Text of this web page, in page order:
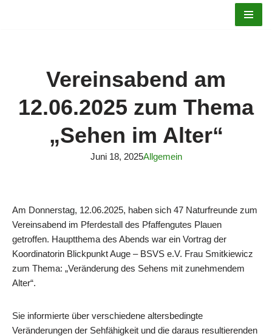
Vereinsabend am
12.06.2025 zum Thema
„Sehen im Alter“
Juni 18, 2025Allgemein
Am Donnerstag, 12.06.2025, haben sich 47 Naturfreunde zum
Vereinsabend im Pferdestall des Pfaffengutes Plauen
getroffen. Hauptthema des Abends war ein Vortrag der
Koordinatorin Blickpunkt Auge – BSVS e.V. Frau Smitkiewicz
zum Thema: „Veränderung des Sehens mit zunehmendem
Alter“.
Sie informierte über verschiedene altersbedingte
Veränderungen der Sehfähigkeit und die daraus resultierenden